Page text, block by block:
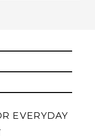
EVERYDAY